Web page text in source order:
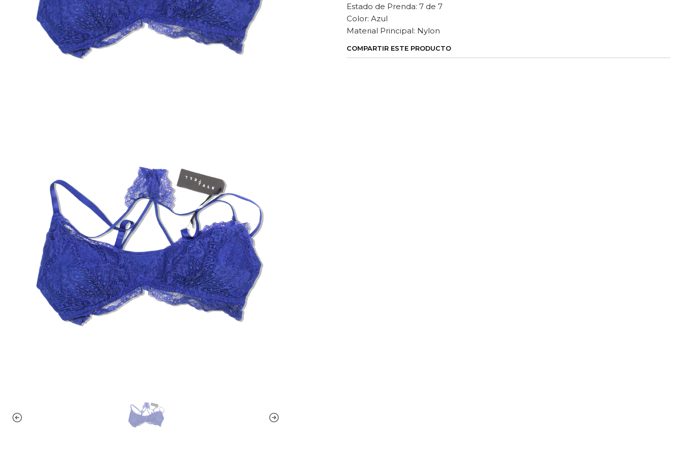
Estado de Prenda: 7 de 7
Color: Azul
Material Principal: Nylon
COMPARTIR ESTE PRODUCTO